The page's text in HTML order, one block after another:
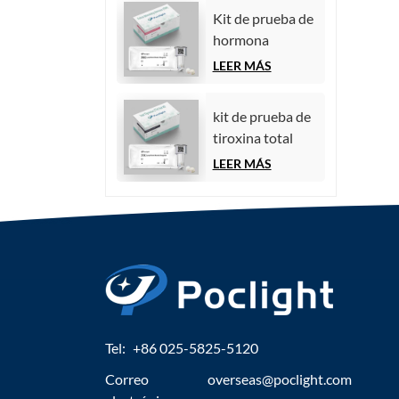
Kit de prueba de
hormona
estimulante del
LEER MÁS
kit de prueba de
tiroxina total
(TT4)
LEER MÁS
Tel: +86 025-5825-5120
Correo
overseas@poclight.com